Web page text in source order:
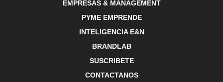
EMPRESAS & MANAGEMENT
PYME EMPRENDE
INTELIGENCIA E&N
BRANDLAB
SUSCRIBETE
CONTACTANOS